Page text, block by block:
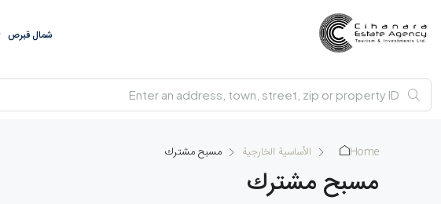
شمال قبرص
Home الأساسية الخارجية مسبح مشترك
مسبح مشترك